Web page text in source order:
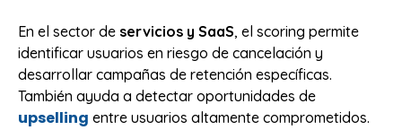
En el sector de servicios y SaaS, el scoring permite
identificar usuarios en riesgo de cancelación y
desarrollar campañas de retención específicas.
También ayuda a detectar oportunidades de
upselling entre usuarios altamente comprometidos.